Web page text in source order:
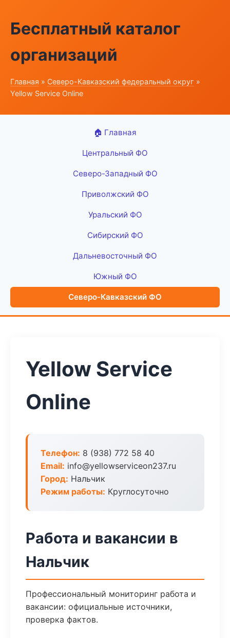
Бесплатный каталог
организаций
Главная » Северо-Кавказский федеральный округ »
Yellow Service Online
🏠 Главная
Центральный ФО
Северо-Западный ФО
Приволжский ФО
Уральский ФО
Сибирский ФО
Дальневосточный ФО
Южный ФО
Северо-Кавказский ФО
Yellow Service
Online
Телефон: 8 (938) 772 58 40
Email: info@yellowserviceon237.ru
Город: Нальчик
Режим работы: Круглосуточно
Работа и вакансии в
Нальчик
Профессиональный мониторинг работа и
вакансии: официальные источники,
проверка фактов.